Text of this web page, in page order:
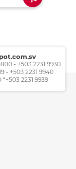
- +503 2231 9930
- +503 2231 9940
*+503 2231 9939